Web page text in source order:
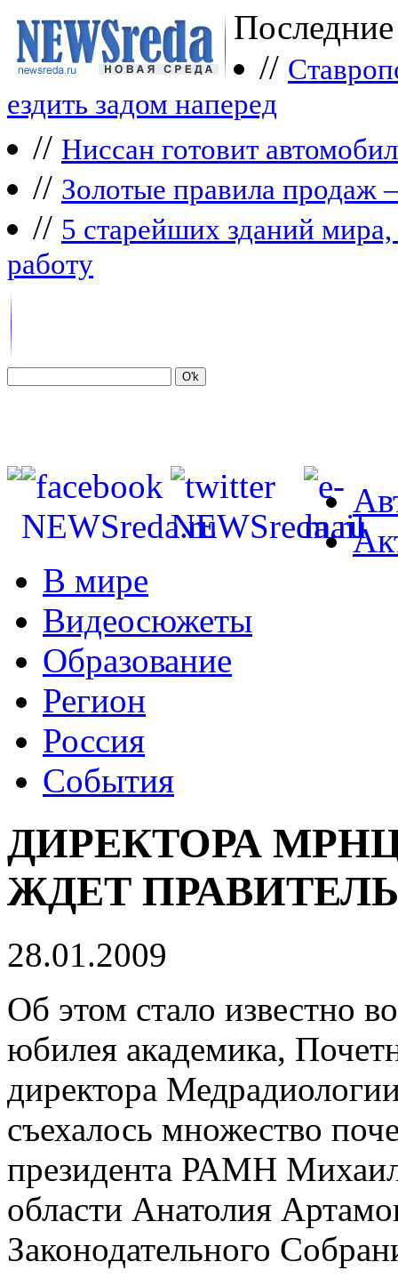
//
ездить задом наперед
// Ниссан готовит
// Зoлoтые прaвилa продаж
// 5 старейших зданий мира,
работу
В мире
Видеосюжеты
Образование
Регион
Россия
События
ДИРЕКТОРА
ЖДЕТ
28.01.2009
Об этом стало известно
юбилея академика,
директора
съехалось множество
президента РАМН
области Анатолия
Законодательного